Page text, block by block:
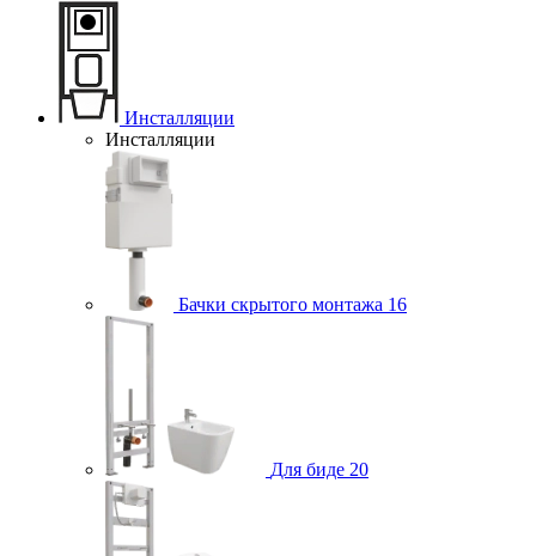
Инсталляции
Инсталляции
Бачки скрытого монтажа 16
Для биде 20